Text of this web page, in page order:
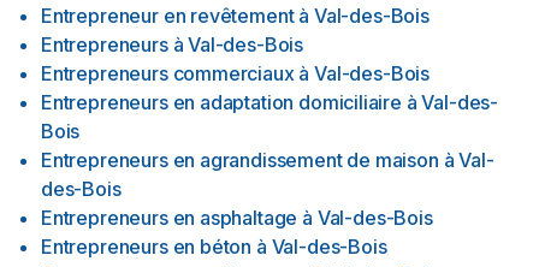
Entrepreneur en revêtement à Val-des-Bois
Entrepreneurs à Val-des-Bois
Entrepreneurs commerciaux à Val-des-Bois
Entrepreneurs en adaptation domiciliaire à Val-des-
Bois
Entrepreneurs en agrandissement de maison à Val-
des-Bois
Entrepreneurs en asphaltage à Val-des-Bois
Entrepreneurs en béton à Val-des-Bois